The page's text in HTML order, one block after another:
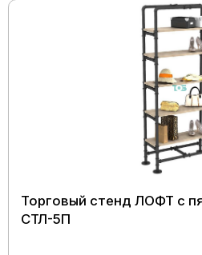
Торговый стенд ЛОФТ с
СТЛ-5П